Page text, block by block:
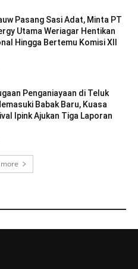
Pasang Sasi Adat, Minta PT
Utama Weriagar Hentikan
Hingga Bertemu Komisi XII
Penganiayaan di Teluk
Babak Baru, Kuasa
Ipink Ajukan Tiga Laporan